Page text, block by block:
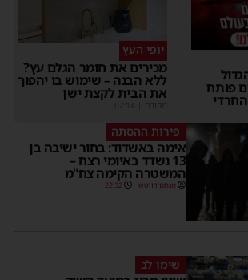
יופי העץ
מכירים את חומר הגלם עץ?
ללא הבנה – שימוש בו יהפוך
את הבית לקצת ישן
פירות ההסתה
אימה באשדוד: בחור ישיבה בן
13 נשדד באיומי רצח –
המשטרה הקימה צח”מ
מנחם דויטש 22:32
שימו לב